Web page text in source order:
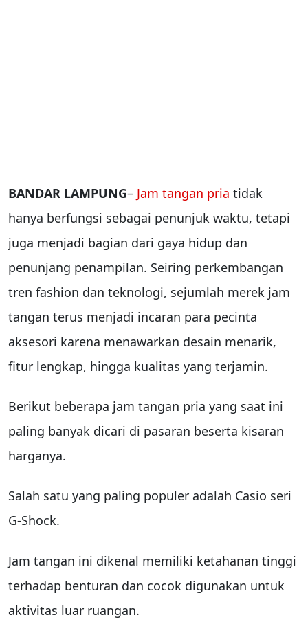
BANDAR LAMPUNG– Jam tangan pria tidak
hanya berfungsi sebagai penunjuk waktu, tetapi
juga menjadi bagian dari gaya hidup dan
penunjang penampilan. Seiring perkembangan
tren fashion dan teknologi, sejumlah merek jam
tangan terus menjadi incaran para pecinta
aksesori karena menawarkan desain menarik,
fitur lengkap, hingga kualitas yang terjamin.
Berikut beberapa jam tangan pria yang saat ini
paling banyak dicari di pasaran beserta kisaran
harganya.
Salah satu yang paling populer adalah Casio seri
G-Shock.
Jam tangan ini dikenal memiliki ketahanan tinggi
terhadap benturan dan cocok digunakan untuk
aktivitas luar ruangan.